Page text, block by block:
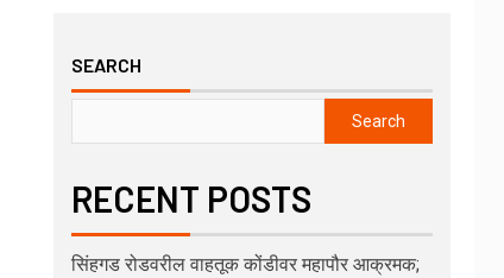
SEARCH
Search
RECENT POSTS
सिंहगड रोडवरील वाहतूक कोंडीवर महापौर आक्रमक;